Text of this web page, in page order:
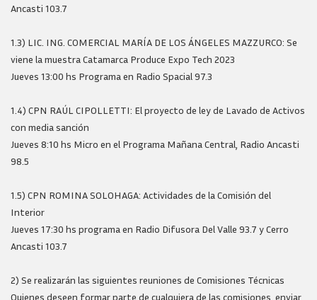
Ancasti 103.7
1.3) LIC. ING. COMERCIAL MARÍA DE LOS ÁNGELES MAZZURCO: Se
viene la muestra Catamarca Produce Expo Tech 2023
Jueves 13:00 hs Programa en Radio Spacial 97.3
1.4) CPN RAÚL CIPOLLETTI: El proyecto de ley de Lavado de Activos
con media sanción
Jueves 8:10 hs Micro en el Programa Mañana Central, Radio Ancasti
98.5
1.5) CPN ROMINA SOLOHAGA: Actividades de la Comisión del
Interior
Jueves 17:30 hs programa en Radio Difusora Del Valle 93.7 y Cerro
Ancasti 103.7
2) Se realizarán las siguientes reuniones de Comisiones Técnicas
Quienes deseen formar parte de cualquiera de las comisiones, enviar